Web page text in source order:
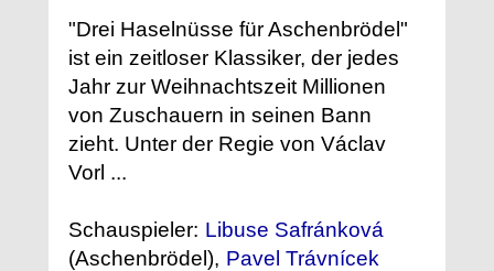
"Drei Haselnüsse für Aschenbrödel"
ist ein zeitloser Klassiker, der jedes
Jahr zur Weihnachtszeit Millionen
von Zuschauern in seinen Bann
zieht. Unter der Regie von Václav
Vorl ...
Schauspieler: Libuse Safránková
(Aschenbrödel), Pavel Trávnícek